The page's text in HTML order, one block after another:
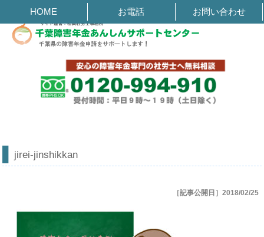
jirei-jinshikkan | 千葉障害年金あんしんサポートセンター
HOME お電話 お問い合わせ
jirei-jinshikkan
［記事公開日］2018/02/25